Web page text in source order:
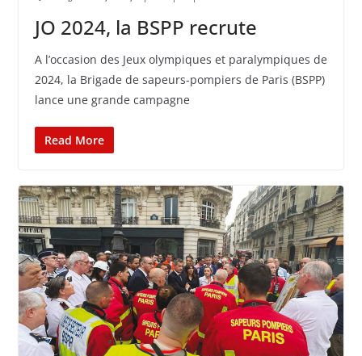
JO 2024, la BSPP recrute
A l’occasion des Jeux olympiques et paralympiques de
2024, la Brigade de sapeurs-pompiers de Paris (BSPP)
lance une grande campagne
Read More